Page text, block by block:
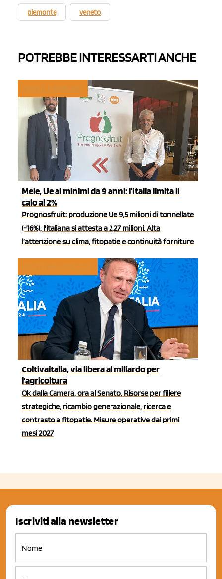
piemonte veneto
POTREBBE INTERESSARTI ANCHE
Mele, Ue ai minimi da 9 anni: l’Italia limita il
calo al 2%
Prognosfruit: produzione Ue 9,5 milioni di tonnellate
(-16%), l'italiana si attesta a 2,27 milioni. Alta
l’attenzione su clima, fitopatie e continuità forniture
Coltivaitalia, via libera al miliardo per
l'agricoltura
Ok dalla Camera, ora al Senato. Risorse per filiere
strategiche, ricambio generazionale, ricerca e
contrasto a fitopatie. Misure operative dai primi
mesi 2027
Iscriviti alla newsletter